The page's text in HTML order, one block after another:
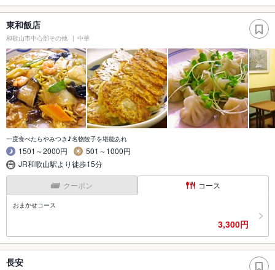
東和飯店
和歌山市中心部その他 中華
一度食べたらやみつき♪名物餃子を堪能あれ
1501～2000円
501～1000円
JR和歌山駅より徒歩15分
クーポン コース
おまかせコース
3,300円
長安